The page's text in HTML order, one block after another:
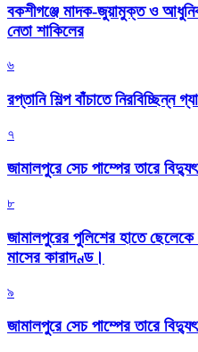
বকশীগঞ্জে মাদক-জুয়ামুক্ত ও
নেতা শাকিলের
৬
রপ্তানি শিল্প বাঁচাতে নিরবিচ্ছিন্ন
৭
জামালপুরে সেচ পাম্পের তারে
৮
জামালপুরের পুলিশের হাতে
মাসের কারাদণ্ড।
৯
জামালপুরে সেচ পাম্পের তারে